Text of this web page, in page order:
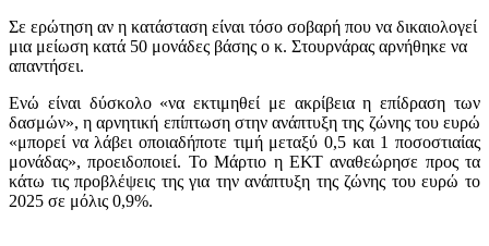
Σε ερώτηση αν η κατάσταση είναι τόσο σοβαρή που να δικαιολογεί
μια μείωση κατά 50 μονάδες βάσης ο κ. Στουρνάρας αρνήθηκε να
απαντήσει.
Ενώ είναι δύσκολο «να εκτιμηθεί με ακρίβεια η επίδραση των
δασμών», η αρνητική επίπτωση στην ανάπτυξη της ζώνης του ευρώ
«μπορεί να λάβει οποιαδήποτε τιμή μεταξύ 0,5 και 1 ποσοστιαίας
μονάδας», προειδοποιεί. Το Μάρτιο η ΕΚΤ αναθεώρησε προς τα
κάτω τις προβλέψεις της για την ανάπτυξη της ζώνης του ευρώ το
2025 σε μόλις 0,9%.